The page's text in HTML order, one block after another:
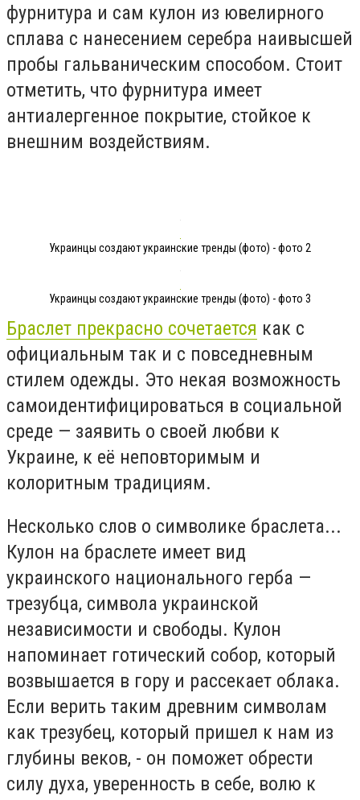
фурнитура и сам кулон из ювелирного
сплава с нанесением серебра наивысшей
пробы гальваническим способом. Стоит
отметить, что фурнитура имеет
антиалергенное покрытие, стойкое к
внешним воздействиям.
Украинцы создают украинские тренды (фото) - фото 2
Украинцы создают украинские тренды (фото) - фото 3
Браслет прекрасно сочетается как с
официальным так и с повседневным
стилем одежды. Это некая возможность
самоидентифицироваться в социальной
среде — заявить о своей любви к
Украине, к её неповторимым и
колоритным традициям.
Несколько слов о символике браслета...
Кулон на браслете имеет вид
украинского национального герба —
трезубца, символа украинской
независимости и свободы. Кулон
напоминает готический собор, который
возвышается в гору и рассекает облака.
Если верить таким древним символам
как трезубец, который пришел к нам из
глубины веков, - он поможет обрести
силу духа, уверенность в себе, волю к